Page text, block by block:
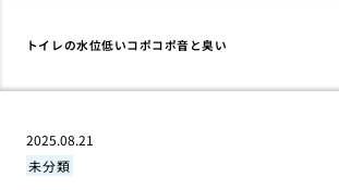
トイレの水位低いコポコポ音と臭い
2025.08.21
未分類